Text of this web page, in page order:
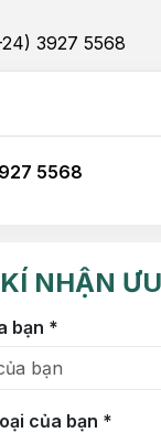
3927 5568
5568
NHẬN
bạn *
của bạn *